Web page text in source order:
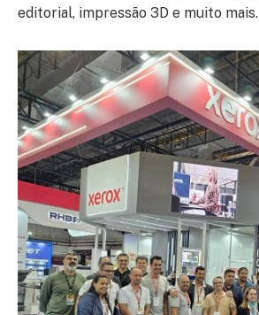
editorial, impressão 3D e muito mais.